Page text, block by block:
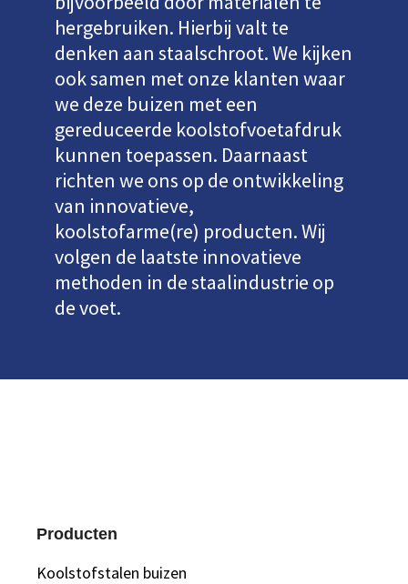
hergebruiken. Hierbij valt te
denken aan staalschroot. We kijken
ook samen met onze klanten waar
we deze buizen met een
gereduceerde koolstofvoetafdruk
kunnen toepassen. Daarnaast
richten we ons op de ontwikkeling
van innovatieve,
koolstofarme(re) producten. Wij
volgen de laatste innovatieve
methoden in de staalindustrie op
de voet.
Producten
Koolstofstalen buizen